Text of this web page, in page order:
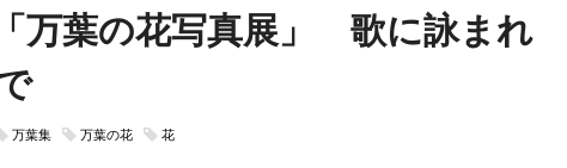
万葉の花写真展」 歌に詠まれ
万葉集 万葉の花 花